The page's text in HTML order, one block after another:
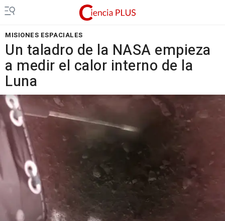
MISIONES ESPACIALES
Un taladro de la NASA empieza
a medir el calor interno de la
Luna